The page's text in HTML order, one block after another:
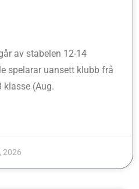
av stabelen 12-14
spelarar uansett klubb frå
klasse (Aug.
2026